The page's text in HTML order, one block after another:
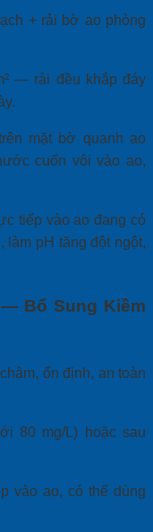
+ rải bờ ao phòng
— rải đều khắp đáy
mặt bờ quanh ao
cuốn vôi vào ao,
tiếp vào ao đang có
pH tăng đột ngột,
Bổ Sung Kiềm
ổn định, an toàn
80 mg/L) hoặc sau
vào ao, có thể dùng